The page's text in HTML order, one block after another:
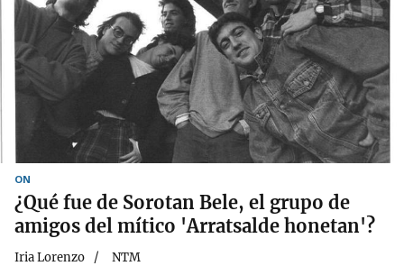
ON
¿Qué fue de Sorotan Bele, el grupo de
amigos del mítico 'Arratsalde honetan'?
Iria Lorenzo NTM